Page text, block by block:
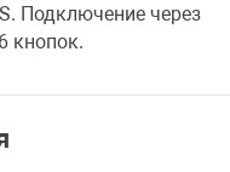
Подключение через
кнопок.